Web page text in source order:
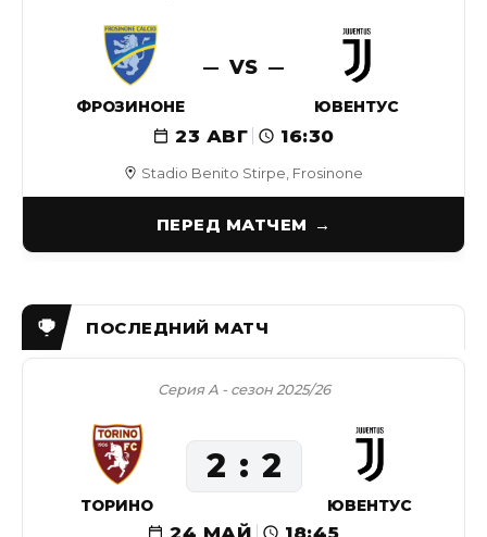
Stadio Benito Stirpe, Frosinone
ФРОЗИНОНЕ
VS
ЮВЕНТУС
23 АВГ 16:30
ПЕРЕД МАТЧЕМ
Серия А - сезон 2025/26
24 МАЙ 18:45
ТОРИНО
2 2
ЮВЕНТУС